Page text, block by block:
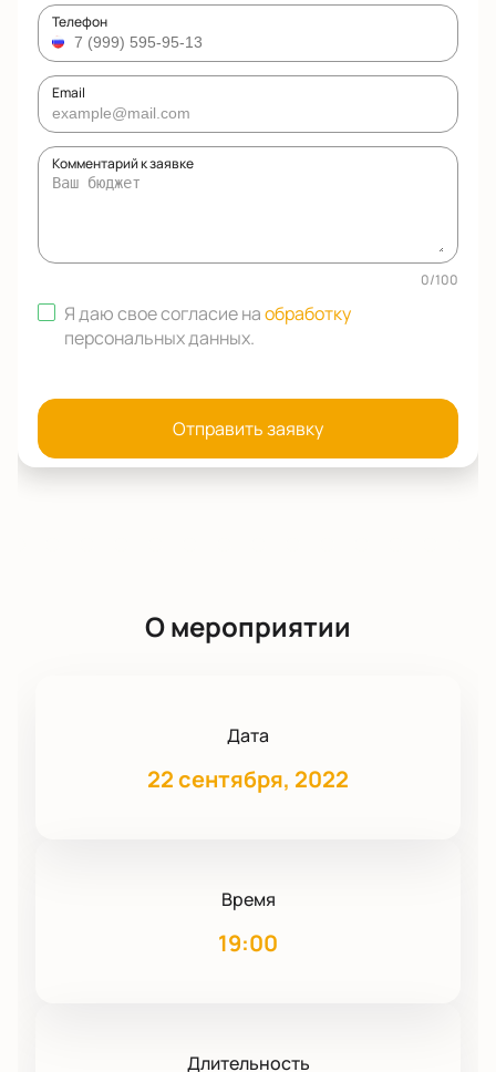
Телефон
Email
Комментарий к заявке
0/100
Я даю свое согласие наобработку
персональных данных.
Отправить заявку
О мероприятии
Дата
22 сентября, 2022
Время
19:00
Длительность